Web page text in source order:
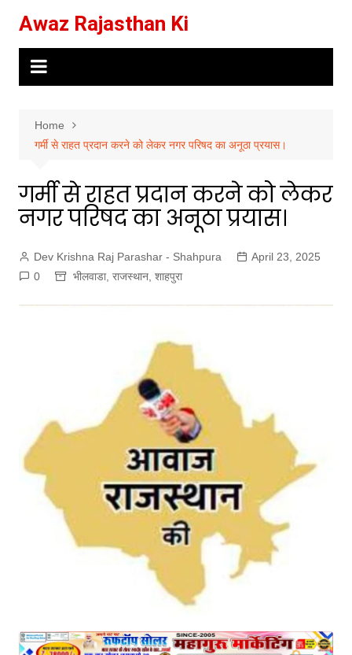
content
Awaz Rajasthan Ki
Home
गर्मी से राहत प्रदान करने को लेकर नगर परिषद का अनूठा प्रयास।
गर्मी से राहत प्रदान करने को लेकर
नगर परिषद का अनूठा प्रयास।
Dev Krishna Raj Parashar - Shahpura
April 23, 2025
0
भीलवाडा, राजस्थान, शाहपुरा